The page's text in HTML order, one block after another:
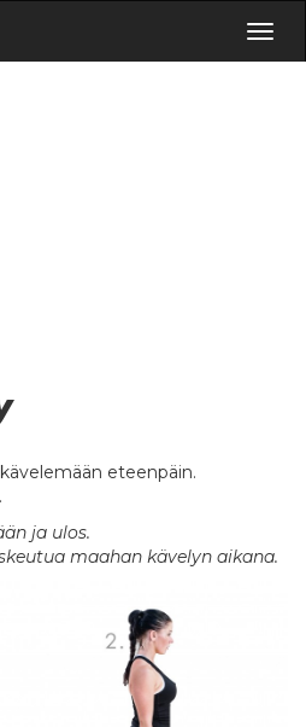
eteenpäin.
ja ulos.
maahan kävelyn aikana.